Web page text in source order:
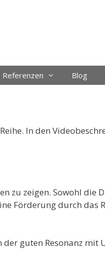
Referenzen Blog
In den
zu zeigen. Sowohl die
Förderung durch das
guten Resonanz mit